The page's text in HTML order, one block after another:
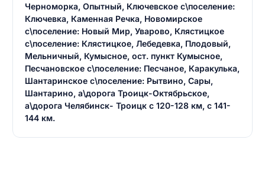
Черноморка, Опытный, Ключевское с\поселение:
Ключевка, Каменная Речка, Новомирское
с\поселение: Новый Мир, Уварово, Клястицкое
с\поселение: Клястицкое, Лебедевка, Плодовый,
Мельничный, Кумысное, ост. пункт Кумысное,
Песчановское с\поселение: Песчаное, Каракулька,
Шантаринское с\поселение: Рытвино, Сары,
Шантарино, а\дорога Троицк-Октябрьское,
а\дорога Челябинск- Троицк с 120-128 км, с 141-
144 км.